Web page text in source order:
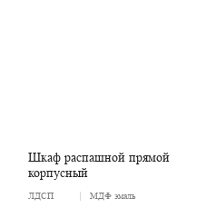
Шкаф распашной прямой
корпусный
ЛДСП МДФ эмаль